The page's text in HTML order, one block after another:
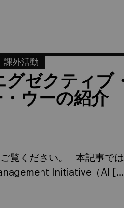
課外活動
ゼクティブ
ウーの紹介
覧ください。 本記事で
Initiative（AI […]